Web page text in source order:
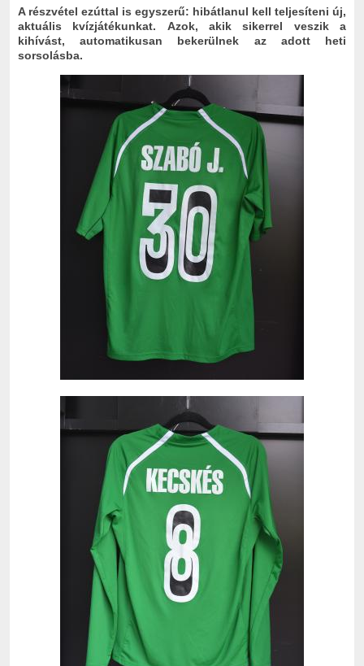
A részvétel ezúttal is egyszerű: hibátlanul kell teljesíteni új,
aktuális kvízjátékunkat.
Azok, akik sikerrel veszik a
kihívást, automatikusan bekerülnek az adott heti
sorsolásba.